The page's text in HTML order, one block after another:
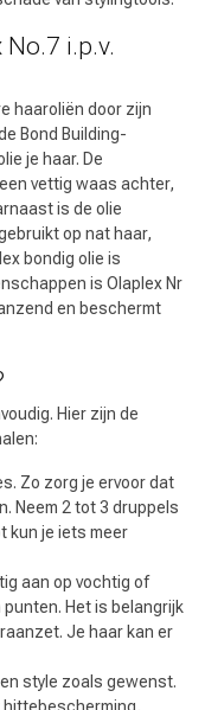
i.p.v.
haaroliën door zijn
Bond Building-
je haar. De
vettig waas achter,
is de olie
op nat haar,
bondig olie is
is Olaplex Nr
en beschermt
Hier zijn de
Zo zorg je ervoor dat
Neem 2 tot 3 druppels
kun je iets meer
aan op vochtig of
Het is belangrijk
Je haar kan er
style zoals gewenst.